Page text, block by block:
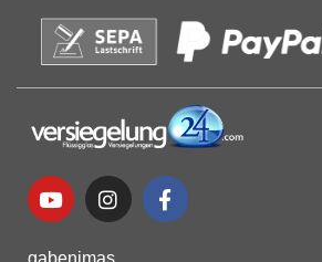
gabenimas